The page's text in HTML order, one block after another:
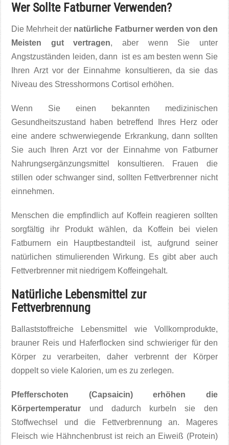
Wer Sollte Fatburner Verwenden?
Die Mehrheit der natürliche Fatburner werden von den
Meisten gut vertragen, aber wenn Sie unter
Angstzuständen leiden, dann ist es am besten wenn Sie
Ihren Arzt vor der Einnahme konsultieren, da sie das
Niveau des Stresshormons Cortisol erhöhen.
Wenn Sie einen bekannten medizinischen
Gesundheitszustand haben betreffend Ihres Herz oder
eine andere schwerwiegende Erkrankung, dann sollten
Sie auch Ihren Arzt vor der Einnahme von Fatburner
Nahrungsergänzungsmittel konsultieren. Frauen die
stillen oder schwanger sind, sollten Fettverbrenner nicht
einnehmen.
Menschen die empfindlich auf Koffein reagieren sollten
sorgfältig ihr Produkt wählen, da Koffein bei vielen
Fatburnern ein Hauptbestandteil ist, aufgrund seiner
natürlichen stimulierenden Wirkung. Es gibt aber auch
Fettverbrenner mit niedrigem Koffeingehalt.
Natürliche Lebensmittel zur
Fettverbrennung
Ballaststoffreiche Lebensmittel wie Vollkornprodukte,
brauner Reis und Haferflocken sind schwieriger für den
Körper zu verarbeiten, daher verbrennt der Körper
doppelt so viele Kalorien, um es zu zerlegen.
Pfefferschoten (Capsaicin) erhöhen die
Körpertemperatur und dadurch kurbeln sie den
Stoffwechsel und die Fettverbrennung an. Mageres
Fleisch wie Hähnchenbrust ist reich an Eiweiß (Protein)